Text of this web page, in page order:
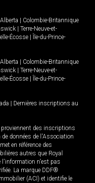
Alberta
Colombie-Britannique
Terre-Neuve-et-
Écosse
Île-du-Prince-
Alberta
Colombie-Britannique
Terre-Neuve-et-
Écosse
Île-du-Prince-
Dernières inscriptions au
des inscriptions
données de l'Association
en référence des
autres que Royal
l'information n'est pas
La marque DDF®
(ACI) et identifie le